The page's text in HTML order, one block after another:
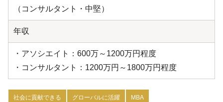
（コンサルタント・中堅）
年収
・アソシエイト：600万～1200万円程度
・コンサルタント：1200万円～1800万円程度
社会に貢献できる グローバルに活躍 MBA